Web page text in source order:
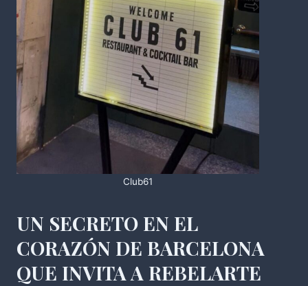
Club61
UN SECRETO EN EL
CORAZÓN DE BARCELONA
QUE INVITA A REBELARTE